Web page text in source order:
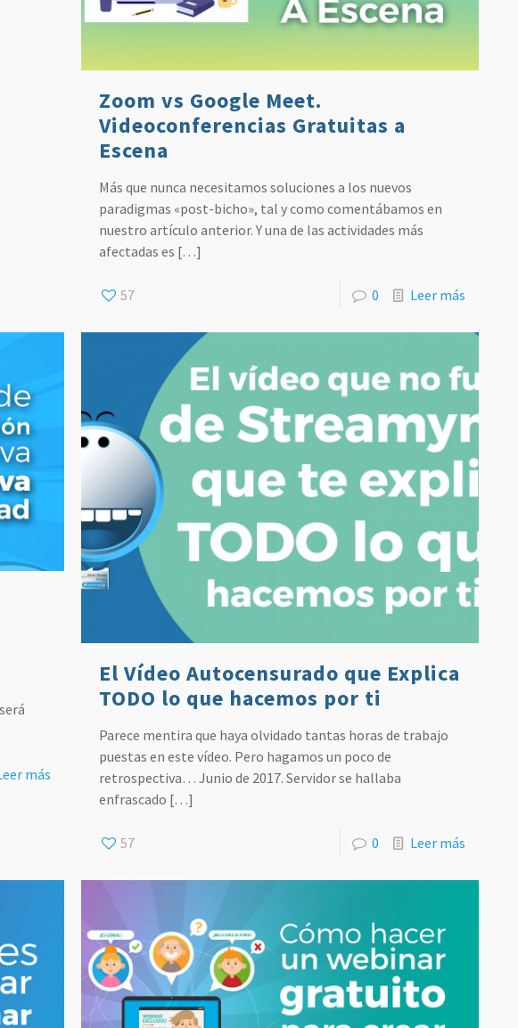
Zoom vs Google Meet.
Videoconferencias Gratuitas a
Escena
Más que nunca necesitamos soluciones a los nuevos
paradigmas «post-bicho», tal y como comentábamos en
nuestro artículo anterior. Y una de las actividades más
afectadas es […]
57 0 Leer más
más
El Vídeo Autocensurado que Explica
TODO lo que hacemos por ti
Parece mentira que haya olvidado tantas horas de trabajo
puestas en este vídeo. Pero hagamos un poco de
retrospectiva… Junio de 2017. Servidor se hallaba
enfrascado […]
57 0 Leer más